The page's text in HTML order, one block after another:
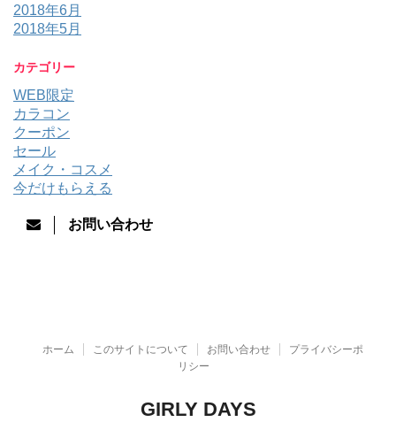
2018年6月
2018年5月
カテゴリー
WEB限定
カラコン
クーポン
セール
メイク・コスメ
今だけもらえる
お問い合わせ
ホーム このサイトについて お問い合わせ
プライバシーポ
リシー
GIRLY DAYS